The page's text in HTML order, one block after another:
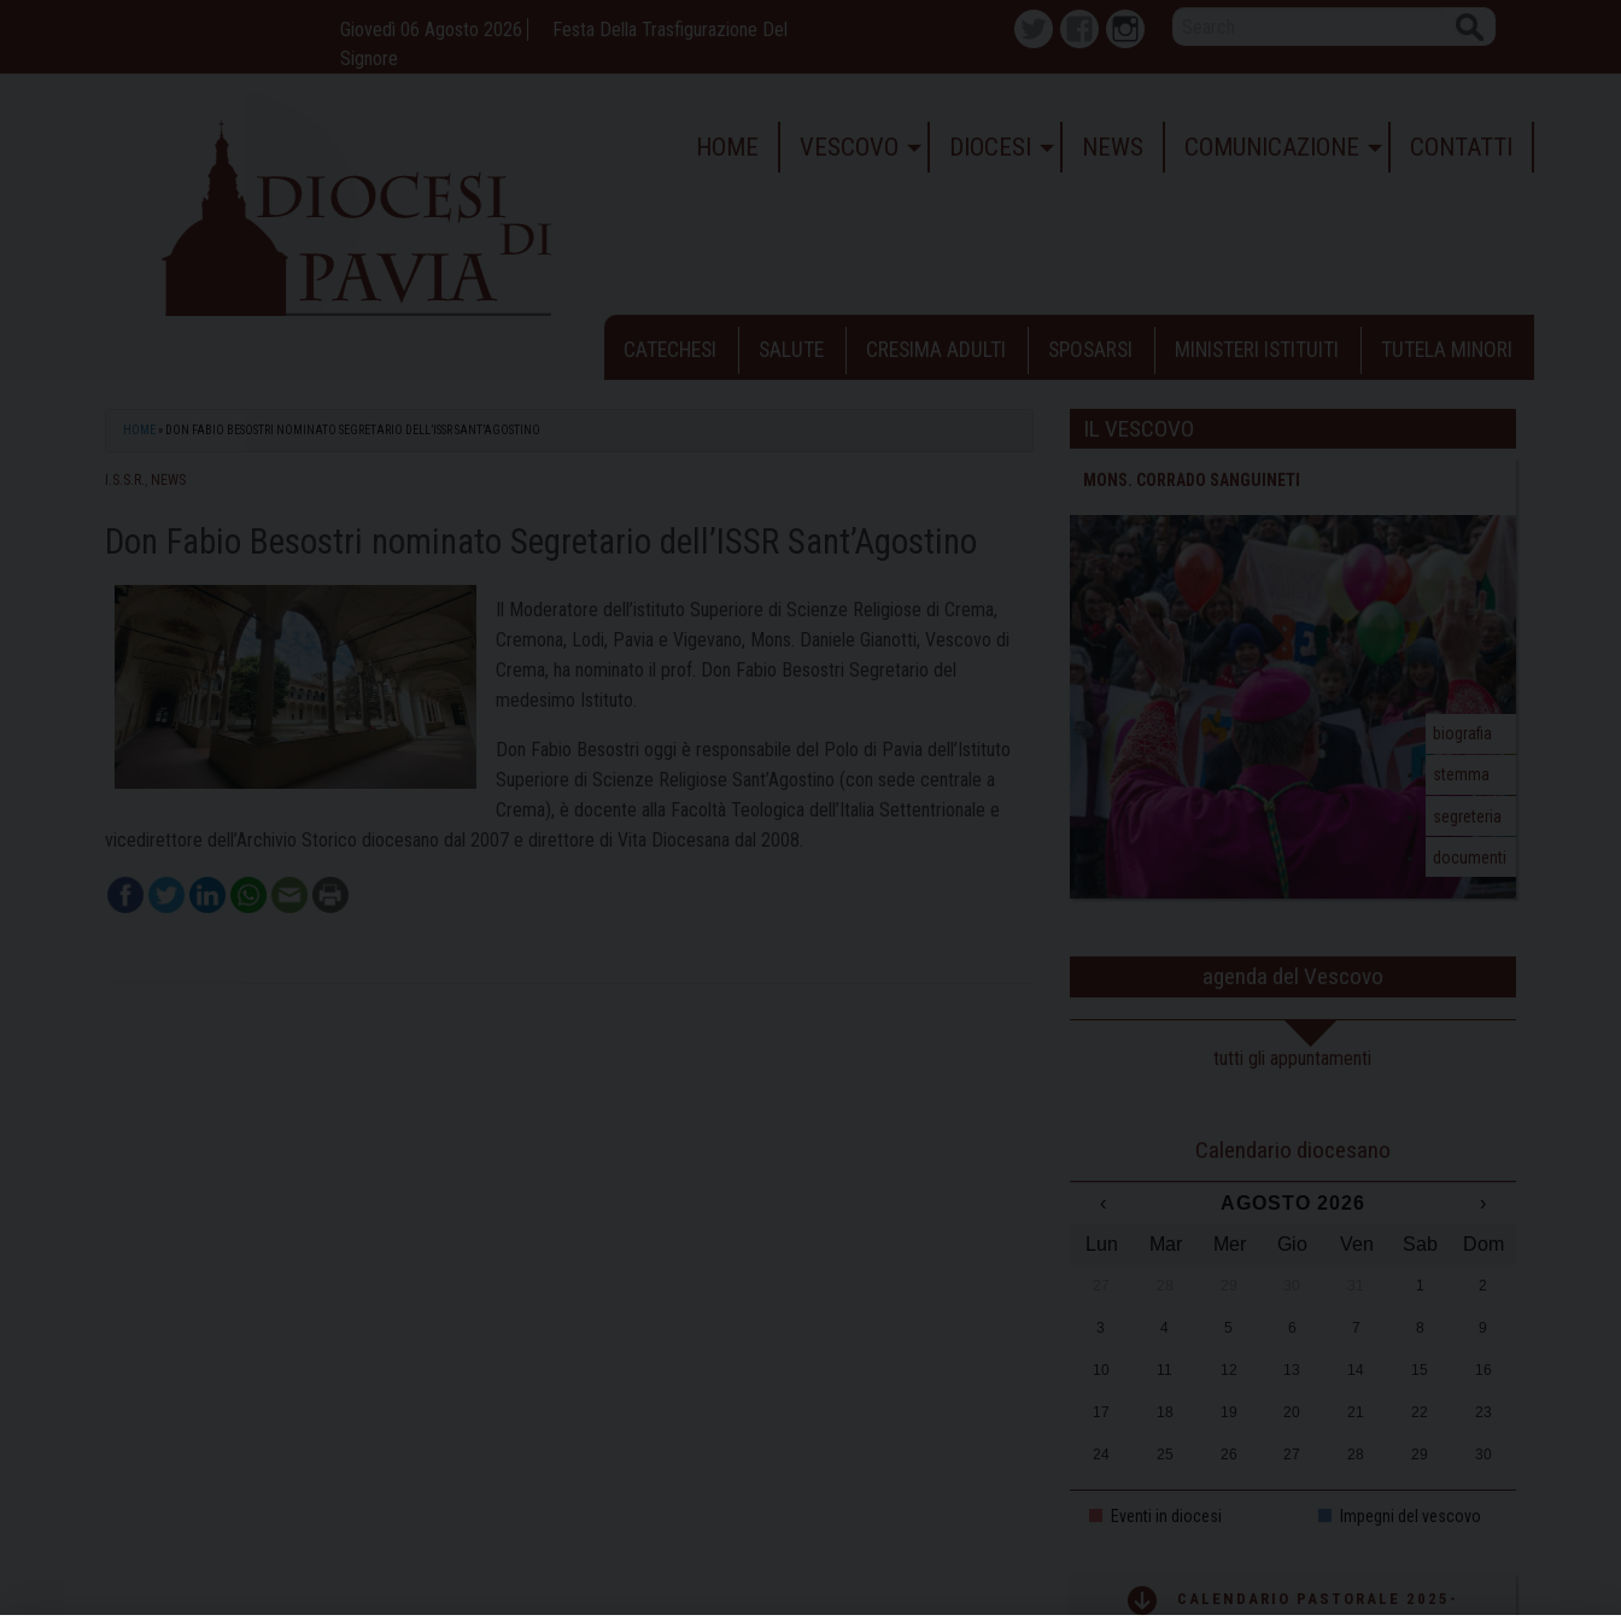
content
Giovedì 06 Agosto 2026
Festa Della Trasfigurazione Del
Signore
Twitter FacebookInstagram
HOME VESCOVO DIOCESI NEWS COMUNICAZIONE CONTATTI
CATECHESI SALUTE CRESIMA ADULTI SPOSARSI MINISTERI ISTITUITI TUTELA MINORI
HOME » DON FABIO BESOSTRI NOMINATO SEGRETARIO DELL’ISSR SANT’AGOSTINO
I.S.S.R. NEWS
Don Fabio Besostri nominato Segretario dell’ISSR Sant’Agostino
Il Moderatore dell’istituto Superiore di Scienze Religiose di Crema,
Cremona, Lodi, Pavia e Vigevano, Mons. Daniele Gianotti, Vescovo di
Crema, ha nominato il prof. Don Fabio Besostri Segretario del
medesimo Istituto.
Don Fabio Besostri oggi è responsabile del Polo di Pavia dell’Istituto
Superiore di Scienze Religiose Sant’Agostino (con sede centrale a
Crema), è docente alla Facoltà Teologica dell’Italia Settentrionale e
vicedirettore dell’Archivio Storico diocesano dal 2007 e direttore di Vita Diocesana dal 2008.
IL VESCOVO
MONS. CORRADO SANGUINETI
biografia
stemma
segreteria
documenti
agenda del Vescovo
tutti gli appuntamenti
Calendario diocesano
‹ AGOSTO 2026
›
Lun
Mar Mer Gio Ven Sab Dom
1 2
3 4 5 6 7 8 9
10 11 12 13 14 15 16
17 18 19 20 21 22 23
24 25 26 27 28 29 30
Eventi in diocesi Impegni del vescovo
CALENDARIO PASTORALE 2025-